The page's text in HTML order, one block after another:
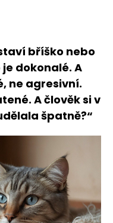
bříško nebo
dokonalé. A
ne agresivní.
A člověk si v
špatně?“